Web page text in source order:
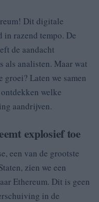
Dit digitale
in razend tempo. De
de aandacht
als analisten. Maar wat
Laten we samen
welke
aandrijven.
explosief toe
een van de grootste
zien we een
Ethereum. Dit is geen
in de